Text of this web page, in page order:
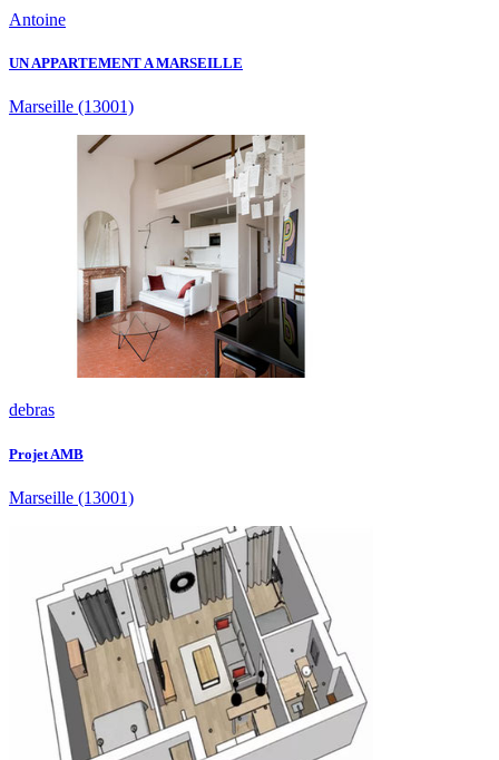
Antoine
UN APPARTEMENT A MARSEILLE
Marseille (13001)
debras
Projet AMB
Marseille (13001)